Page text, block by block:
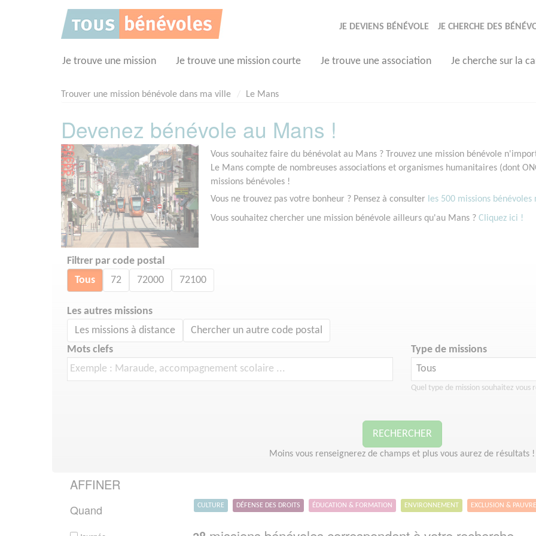
JE DEVIENS BÉNÉVOLE JE CHERCHE DES
Je trouve une mission Je trouve une mission courte Je trouve une association Je cherche sur la
Trouver une mission bénévole dans ma ville Le Mans
Devenez bénévole au Mans !
Vous souhaitez faire du bénévolat au Mans ? Trouvez une mission bénévole
Le Mans compte de nombreuses associations et organismes humanitaires (dont
missions bénévoles !
Vous ne trouvez pas votre bonheur ? Pensez à consulter les 500 missions
Vous souhaitez chercher une mission bénévole ailleurs qu'au Mans ? Cliquez ici !
Filtrer par code postal
Tous 72 72000 72100
Les autres missions
Les missions à distance Chercher un autre code postal
Mots clefs Type de missions
Quel type de mission souhaitez vous
RECHERCHER
Moins vous renseignerez de champs et plus vous aurez de résultats !
AFFINER
Quand CULTURE DÉFENSE DES DROITS ÉDUCATION & FORMATION ENVIRONNEMENT EXCLUSION &